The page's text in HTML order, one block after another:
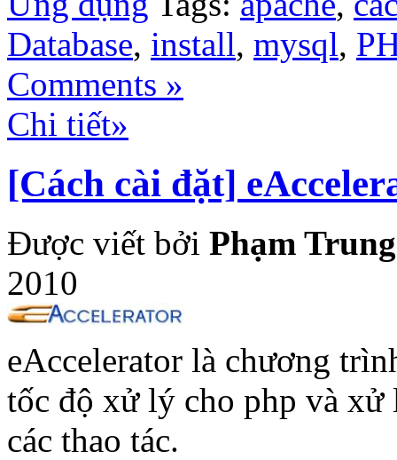
Database, install, mysql,
Comments »
Chi tiết»
[Cách cài đặt]
Được viết bởi Phạm
2010
eAccelerator là chương
tốc độ xử lý cho php và xử
các thao tác.